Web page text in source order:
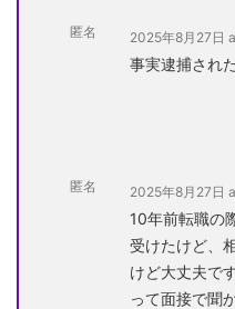
匿名 2025年8月27日
事実逮捕され
匿名 2025年8月27日
10年前転職の
受けたけど、
けど大丈夫で
って面接で聞